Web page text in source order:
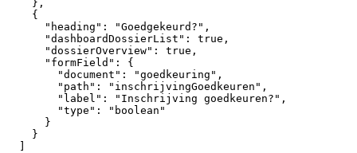
},
{
"heading":
"Goedgekeurd?",
"dashboardDossierList":
true,
"dossierOverview":
true,
"formField":
{
"document":
"goedkeuring",
"path":
"inschrijvingGoedkeuren",
"label":
"Inschrijving goedkeuren?",
"type":
"boolean"
}
}
]